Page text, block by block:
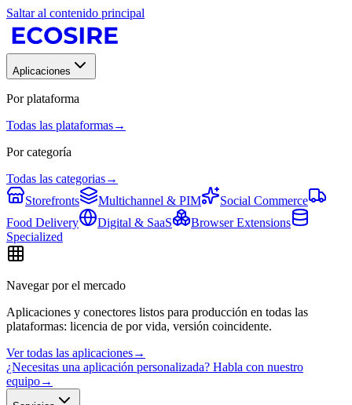
Saltar al contenido principal
Aplicaciones
Por plataforma
Todas las plataformas→
Por categoría
Todas las categorias→
Storefronts
Multichannel & PIM
Social Commerce
Food Delivery
Digital & SaaS
Browser Extensions
Specialized
Navegar por el mercado
Aplicaciones y conectores listos para producción en todas las
plataformas: licencia de por vida, versión coincidente.
Ver todas las aplicaciones→
¿Necesitas una aplicación personalizada? Habla con nuestro
equipo→